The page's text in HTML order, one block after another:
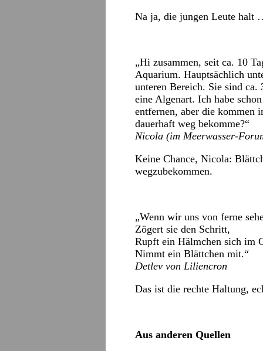
Na ja, die jungen Leute halt
„Hi zusammen, seit ca. 10
Aquarium. Hauptsächlich
unteren Bereich. Sie sind
eine Algenart. Ich habe
entfernen, aber die kommen
dauerhaft weg bekomme?“
Nicola (im Meerwasser-
Keine Chance, Nicola:
wegzubekommen.
„Wenn wir uns von ferne
Zögert sie den Schritt,
Rupft ein Hälmchen sich im
Nimmt ein Blättchen mit.“
Detlev von Liliencron
Das ist die rechte Haltung,
Aus anderen Quellen